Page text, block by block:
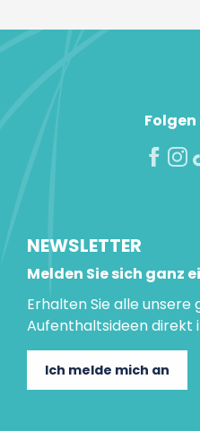
Folgen
NEWSLETTER
Melden Sie sich ganz
Erhalten Sie alle unsere
Aufenthaltsideen direkt
Ich melde mich an